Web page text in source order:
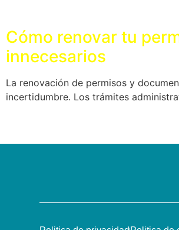
Cómo renovar tu
innecesarios
La renovación de permisos y
incertidumbre. Los trámites